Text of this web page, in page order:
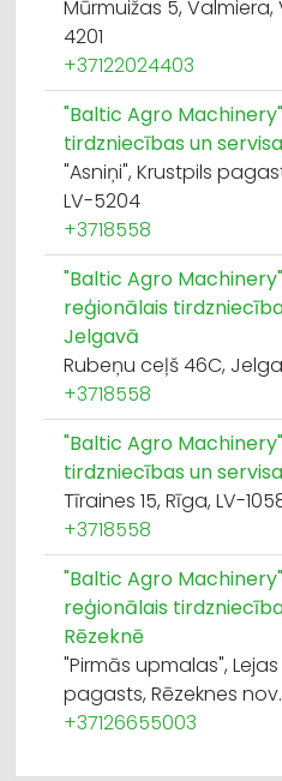
Mūrmuižas 5, Valmiera,
4201
+37122024403
"Baltic Agro
tirdzniecības un
"Asniņi", Krustpils
LV-5204
+3718558
"Baltic Agro
reģionālais
Jelgavā
Rubeņu ceļš 46C,
+3718558
"Baltic Agro
tirdzniecības un
Tīraines 15, Rīga, LV-
+3718558
"Baltic Agro
reģionālais
Rēzeknē
"Pirmās upmalas",
pagasts, Rēzeknes
+37126655003